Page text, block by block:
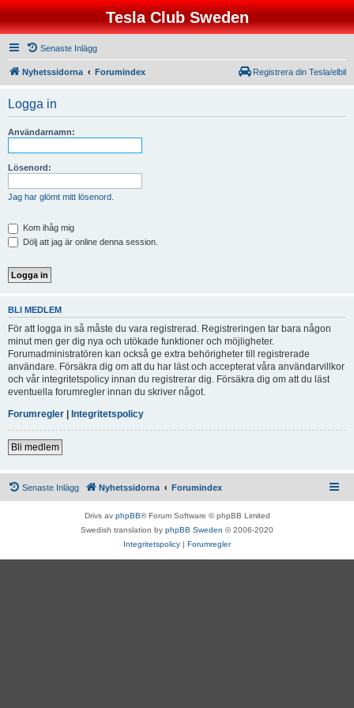
Tesla Club Sweden
Senaste Inlägg
Nyhetssidorna Forumindex Registrera din Tesla/elbil
Logga in
Användarnamn:
Lösenord:
Jag har glömt mitt lösenord.
Kom ihåg mig
Dölj att jag är online denna session.
BLI MEDLEM
För att logga in så måste du vara registrerad. Registreringen tar bara någon
minut men ger dig nya och utökade funktioner och möjligheter.
Forumadministratören kan också ge extra behörigheter till registrerade
användare. Försäkra dig om att du har läst och accepterat våra användarvillkor
och vår integritetspolicy innan du registrerar dig. Försäkra dig om att du läst
eventuella forumregler innan du skriver något.
Forumregler | Integritetspolicy
Bli medlem
Senaste Inlägg Nyhetssidorna Forumindex
Drivs av phpBB® Forum Software © phpBB Limited
Swedish translation by phpBB Sweden © 2006-2020
Integritetspolicy | Forumregler